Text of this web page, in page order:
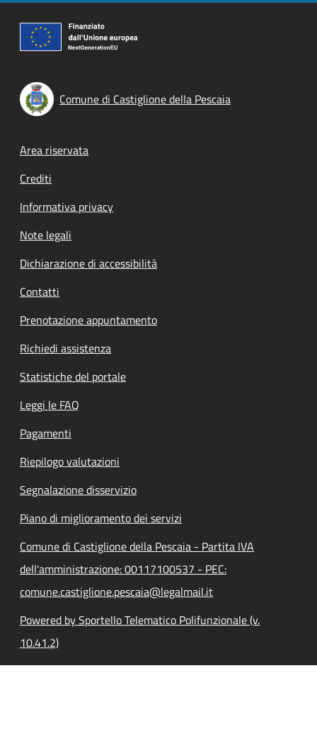
Comune di Castiglione della Pescaia
Footer menu
Area riservata
Crediti
Informativa privacy
Note legali
Dichiarazione di accessibilità
Contatti
Prenotazione appuntamento
Richiedi assistenza
Statistiche del portale
Leggi le FAQ
Pagamenti
Riepilogo valutazioni
Segnalazione disservizio
Piano di miglioramento dei servizi
Comune di Castiglione della Pescaia - Partita IVA
dell'amministrazione: 00117100537 - PEC:
comune.castiglione.pescaia@legalmail.it
Powered by Sportello Telematico Polifunzionale (v.
10.41.2)